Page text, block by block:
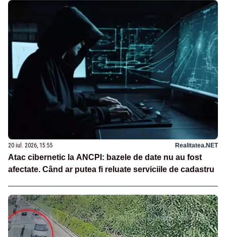
20 iul. 2026, 15:55 Realitatea.NET
Atac cibernetic la ANCPI: bazele de date nu au fost
afectate. Când ar putea fi reluate serviciile de cadastru